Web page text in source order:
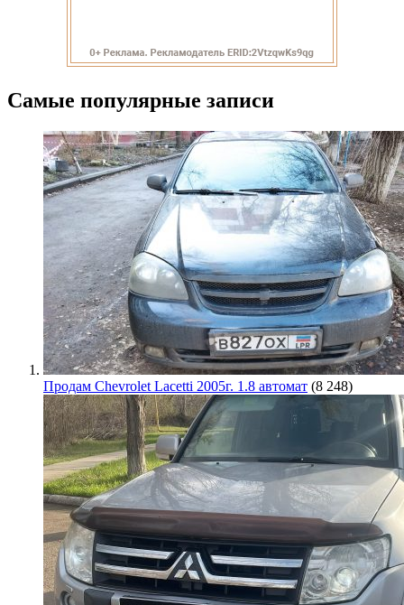
Самые популярные записи
Продам Chevrolet Lacetti 2005г. 1.8 автомат (8 248)